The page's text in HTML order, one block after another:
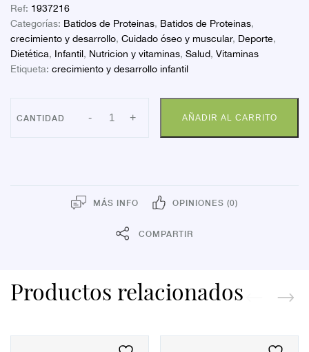
Ref: 1937216
Categorías: Batidos de Proteinas, Batidos de Proteinas,
crecimiento y desarrollo, Cuidado óseo y muscular, Deporte,
Dietética, Infantil, Nutricion y vitaminas, Salud, Vitaminas
Etiqueta: crecimiento y desarrollo infantil
- PEDIASURE
DRINK+ AÑADIR AL CARRITO
MÁS INFO OPINIONES (0)
COMPARTIR
Productos relacionados